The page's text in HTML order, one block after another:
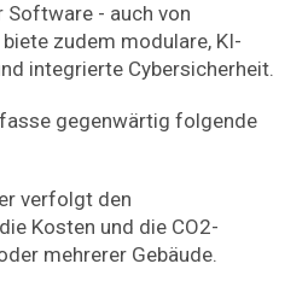
Software - auch von
zudem modulare, KI-
integrierte Cybersicherheit.
gegenwärtig folgende
verfolgt den
Kosten und die CO2-
mehrerer Gebäude.